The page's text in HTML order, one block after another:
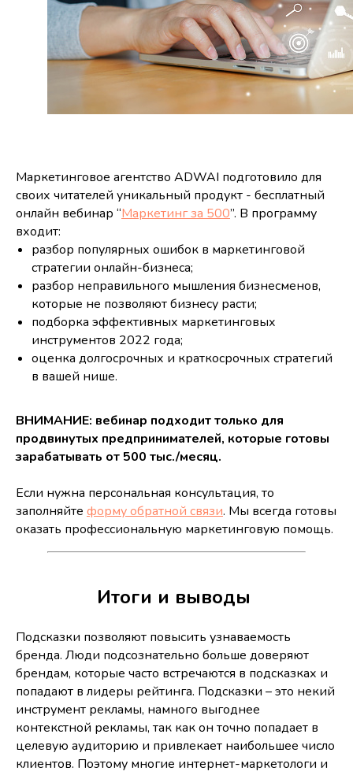
Маркетинговое агентство ADWAI подготовило для
своих читателей уникальный продукт - бесплатный
онлайн вебинар “Маркетинг за 500”. В программу
входит:
разбор популярных ошибок в маркетинговой
стратегии онлайн-бизнеса;
разбор неправильного мышления бизнесменов,
которые не позволяют бизнесу расти;
подборка эффективных маркетинговых
инструментов 2022 года;
оценка долгосрочных и краткосрочных стратегий
в вашей нише.
ВНИМАНИЕ: вебинар подходит только для
продвинутых предпринимателей, которые готовы
зарабатывать от 500 тыс./месяц.
Если нужна персональная консультация, то
заполняйте форму обратной связи. Мы всегда готовы
оказать профессиональную маркетинговую помощь.
Итоги и выводы
Подсказки позволяют повысить узнаваемость
бренда. Люди подсознательно больше доверяют
брендам, которые часто встречаются в подсказках и
попадают в лидеры рейтинга. Подсказки – это некий
инструмент рекламы, намного выгоднее
контекстной рекламы, так как он точно попадает в
целевую аудиторию и привлекает наибольшее число
клиентов. Поэтому многие интернет-маркетологи и